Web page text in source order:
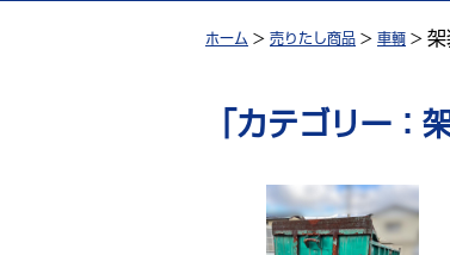
ホーム > 売りたし商品 > 車輌 > 架
「カテゴリー：